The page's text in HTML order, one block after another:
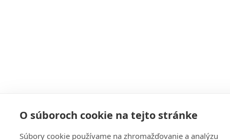
O súboroch cookie na tejto stránke
Súbory cookie používame na zhromažďovanie a analýzu